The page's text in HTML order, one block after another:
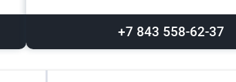
+7 843 558-62-37